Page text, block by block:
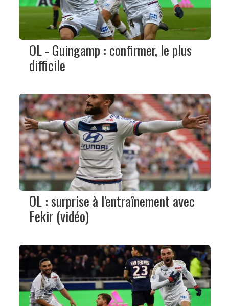
OL - Guingamp : confirmer, le plus
difficile
OL : surprise à l'entraînement avec
Fekir (vidéo)